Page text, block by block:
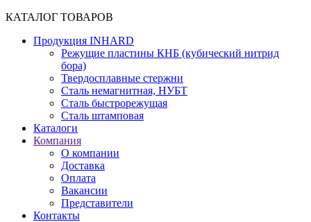
КАТАЛОГ ТОВАРОВ
Продукция INHARD
Режущие пластины КНБ (кубический нитрид
бора)
Твердосплавные стержни
Сталь немагнитная, НУБТ
Сталь быстрорежущая
Сталь штамповая
Каталоги
Компания
О компании
Доставка
Оплата
Вакансии
Представители
Контакты